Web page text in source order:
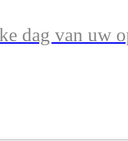
dag van uw